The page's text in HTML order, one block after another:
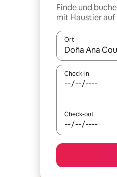
Finde und
mit Haustier
Ort
Wenn
Check-in
Check-out